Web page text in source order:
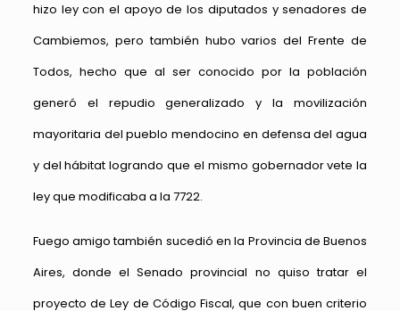
hizo ley con el apoyo de los diputados y senadores de
Cambiemos, pero también hubo varios del Frente de
Todos, hecho que al ser conocido por la población
generó el repudio generalizado y la movilización
mayoritaria del pueblo mendocino en defensa del agua
y del hábitat logrando que el mismo gobernador vete la
ley que modificaba a la 7722.
Fuego amigo también sucedió en la Provincia de Buenos
Aires, donde el Senado provincial no quiso tratar el
proyecto de Ley de Código Fiscal, que con buen criterio